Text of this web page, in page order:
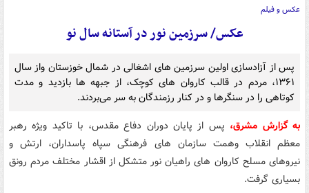
عکس و فیلم
عکس/ سرزمین نور در آستانه سال نو
پس از آزادسازی اولین سرزمین های اشغالی در شمال خوزستان واز سال
۱۳۶۱، مردم در قالب کاروان های کوچک، از جبهه ها بازدید و مدت
کوتاهی را در سنگرها و در کنار رزمندگان به سر می‌بردند.
به گزارش مشرق، پس از پایان دوران دفاع مقدس، با تاکید ویژه رهبر
معظم انقلاب وهمت سازمان های فرهنگی سپاه پاسداران، ارتش و
نیروهای مسلح کاروان های راهیان نور متشکل از اقشار مختلف مردم رونق
بسیاری گرفت.